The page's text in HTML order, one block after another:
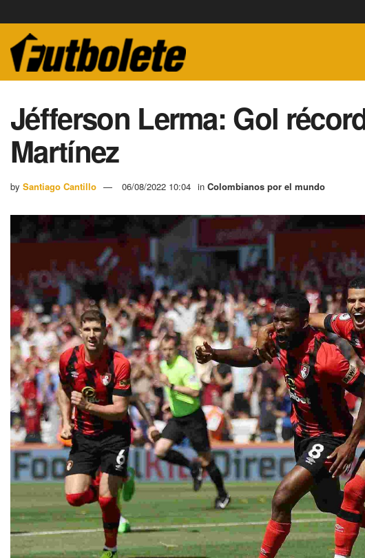
Jéfferson Lerma: Gol
Martínez
by Santiago Cantillo 06/08/2022 10:04 in Colombianos por el mundo